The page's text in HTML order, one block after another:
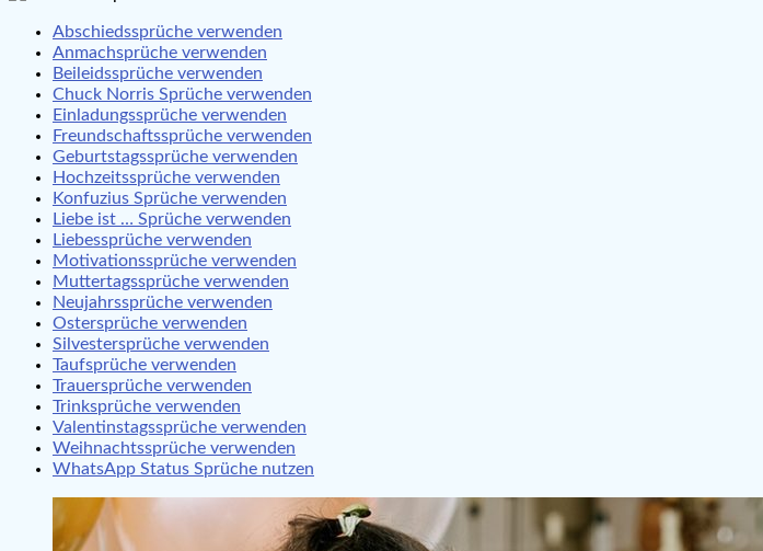
Abschiedssprüche verwenden
Anmachsprüche verwenden
Beileidssprüche verwenden
Chuck Norris Sprüche verwenden
Einladungssprüche verwenden
Freundschaftssprüche verwenden
Geburtstagssprüche verwenden
Hochzeitssprüche verwenden
Konfuzius Sprüche verwenden
Liebe ist … Sprüche verwenden
Liebessprüche verwenden
Motivationssprüche verwenden
Muttertagssprüche verwenden
Neujahrssprüche verwenden
Ostersprüche verwenden
Silvestersprüche verwenden
Taufsprüche verwenden
Trauersprüche verwenden
Trinksprüche verwenden
Valentinstagssprüche verwenden
Weihnachtssprüche verwenden
WhatsApp Status Sprüche nutzen